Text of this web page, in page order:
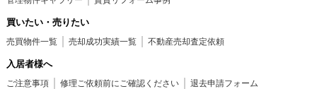
買いたい・売りたい
売買物件一覧 売却成功実績一覧 不動産売却査定依頼
入居者様へ
ご注意事項 修理ご依頼前にご確認ください 退去申請フォーム